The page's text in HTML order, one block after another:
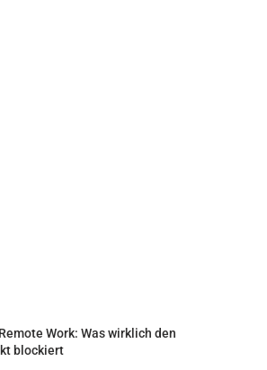
Work: Was wirklich den
blockiert